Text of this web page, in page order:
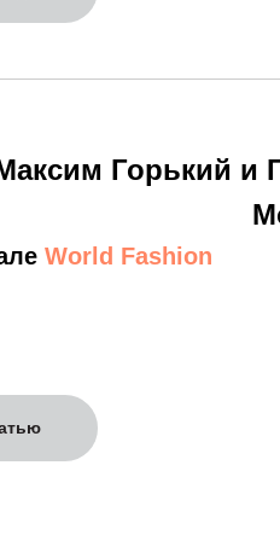
Горький и
World Fashion